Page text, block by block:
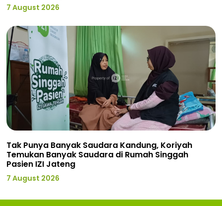
7 August 2026
Tak Punya Banyak Saudara Kandung, Koriyah
Temukan Banyak Saudara di Rumah Singgah
Pasien IZI Jateng
7 August 2026